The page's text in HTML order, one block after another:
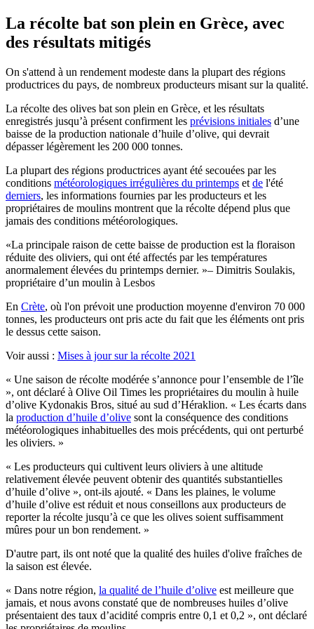
La récolte bat son plein en Grèce, avec
des résultats mitigés
On s'attend à un rendement modeste dans la plupart des régions
productrices du pays, de nombreux producteurs misant sur la qualité.
La récolte des olives bat son plein en Grèce, et les résultats
enregistrés jusqu’à présent confirment les prévisions initiales d’une
baisse de la production nationale d’huile d’olive, qui devrait
dépasser légèrement les 200 000 tonnes.
La plupart des régions productrices ayant été secouées par les
conditions météorologiques irrégulières du printemps et de l'été
derniers, les informations fournies par les producteurs et les
propriétaires de moulins montrent que la récolte dépend plus que
jamais des conditions météorologiques.
La principale raison de cette baisse de production est la floraison
réduite des oliviers, qui ont été affectés par les températures
anormalement élevées du printemps dernier.
– Dimitris Soulakis,
propriétaire d’un moulin à Lesbos
En Crète, où l'on prévoit une production moyenne d'environ 70 000
tonnes, les producteurs ont pris acte du fait que les éléments ont pris
le dessus cette saison.
Voir aussi : Mises à jour sur la récolte 2021
« Une saison de récolte modérée s’annonce pour l’ensemble de l’île
», ont déclaré à Olive Oil Times les propriétaires du moulin à huile
d’olive Kydonakis Bros, situé au sud d’Héraklion. « Les écarts dans
la production d’huile d’olive sont la conséquence des conditions
météorologiques inhabituelles des mois précédents, qui ont perturbé
les oliviers. »
« Les producteurs qui cultivent leurs oliviers à une altitude
relativement élevée peuvent obtenir des quantités substantielles
d’huile d’olive », ont-ils ajouté. « Dans les plaines, le volume
d’huile d’olive est réduit et nous conseillons aux producteurs de
reporter la récolte jusqu’à ce que les olives soient suffisamment
mûres pour un bon rendement. »
D'autre part, ils ont noté que la qualité des huiles d'olive fraîches de
la saison est élevée.
« Dans notre région, la qualité de l’huile d’olive est meilleure que
jamais, et nous avons constaté que de nombreuses huiles d’olive
présentaient des taux d’acidité compris entre 0,1 et 0,2 », ont déclaré